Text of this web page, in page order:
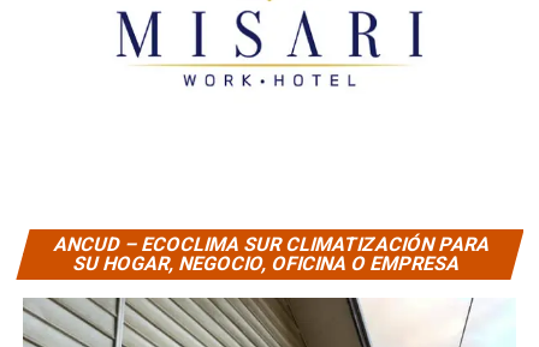
ANCUD – ECOCLIMA SUR CLIMATIZACIÓN PARA
SU HOGAR, NEGOCIO, OFICINA O EMPRESA